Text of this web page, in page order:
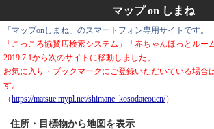
マップ on しまね
「マップonしまね」のスマートフォン専用サイトです。
「こっころ協賛店検索システム」「赤ちゃんほっとルー
2019.7.1から次のサイトに移動しました。
お気に入り・ブックマークにご登録いただいている場合
す。
（https://matsue.mypl.net/shimane_kosodateouen/）
住所・目標物から地図を表示